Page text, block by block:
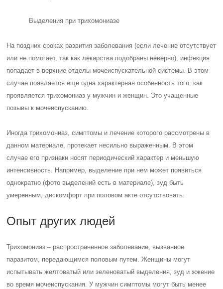
Выделения при трихомониазе
На поздних сроках развития заболевания (если лечение отсутствует
или не помогает, так как лекарства подобраны неверно), инфекция
попадает в верхние отделы мочеиспускательной системы. В этом
случае появляется еще одна характерная особенность того, как
проявляется трихомониаз у мужчин и женщин. Это учащенные
позывы к мочеиспусканию.
Иногда трихомониаз, симптомы и лечение которого рассмотрены в
данном материале, протекает несильно выраженным. В этом
случае его признаки носят периодический характер и меньшую
интенсивность. Например, выделение при нем может появиться
однократно (фото выделений есть в материале), зуд быть
умеренным, дискомфорт при половом акте отсутствовать.
Опыт других людей
Трихомониаз – распространенное заболевание, вызванное
паразитом, передающимся половым путем. Женщины могут
испытывать желтоватый или зеленоватый выделения, зуд и жжение
во время мочеиспускания. У мужчин симптомы могут быть менее